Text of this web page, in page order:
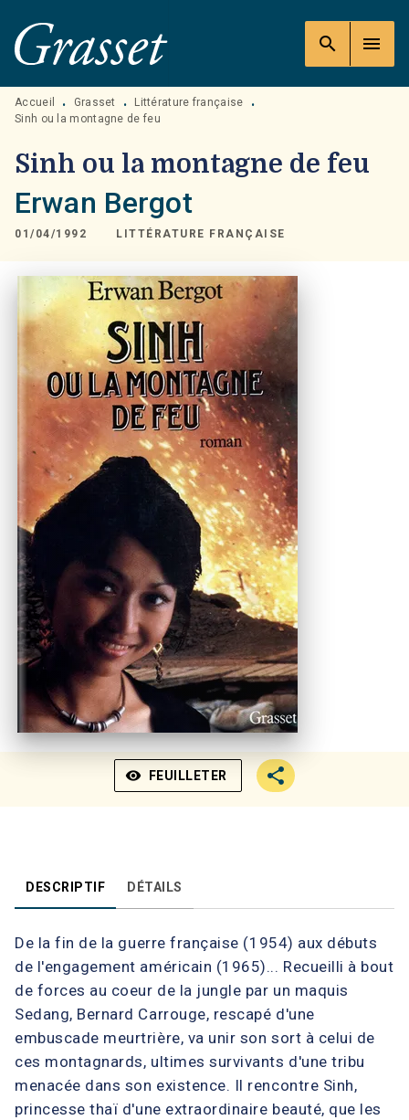
MENU RECHERCHE
PIED DE PAGE
search menu
Accueil • Grasset • Littérature française
•
Sinh ou la montagne de feu
Sinh ou la montagne de feu
Erwan Bergot
01/04/1992 LITTÉRATURE FRANÇAISE
visibility FEUILLETER
DESCRIPTIF DÉTAILS
De la fin de la guerre française (1954) aux débuts
de l'engagement américain (1965)... Recueilli à bout
de forces au coeur de la jungle par un maquis
Sedang, Bernard Carrouge, rescapé d'une
embuscade meurtrière, va unir son sort à celui de
ces montagnards, ultimes survivants d'une tribu
menacée dans son existence. Il rencontre Sinh,
princesse thaï d'une extraordinaire beauté, que les